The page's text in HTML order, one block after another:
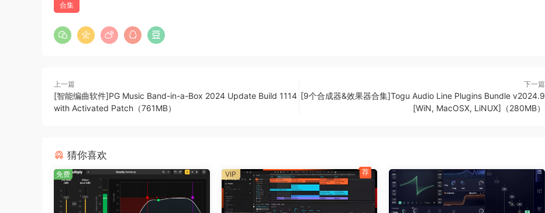
software, creamos Tone Empire. El objetivo simple y claro de esta marca es proporcionar procesadores de
«calidad de hardware» a precios increíbles, para que todos con un presupuesto puedan pagar tecnología de
punta de clase mundial con hermosas interfaces para hacer que su trabajo sea sorprendente y
We know that all the technology in the world is not enough to create a great sounding plugin. It takes
creativity, a good ear, great code, exceptional GUI design, and super support for our customers to truly make
the brand and products loved by its customers. We offer you all these qualities with Tone Empire.
合集
上一篇
[智能编曲软件]PG Music Band-in-a-Box 2024 Update Build 1114
with Activated Patch（761MB）
下一篇
[9个合成器&效果器合集]Togu Audio Line Plugins Bundle v2024.9
[WiN, MacOSX, LiNUX]（280MB）
猜你喜欢
免费 VIP 荐